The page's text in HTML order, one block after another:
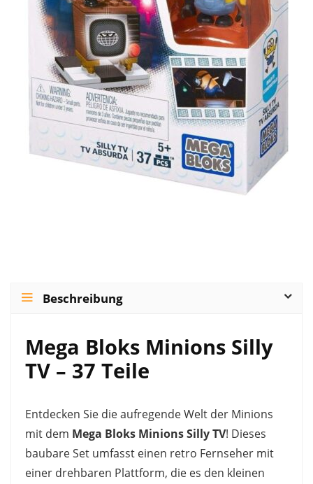
Beschreibung
Mega Bloks Minions Silly
TV – 37 Teile
Entdecken Sie die aufregende Welt der Minions
mit dem Mega Bloks Minions Silly TV! Dieses
baubare Set umfasst einen retro Fernseher mit
einer drehbaren Plattform, die es den kleinen